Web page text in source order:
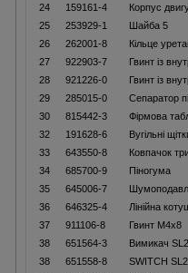
24
159161-4 Корпус
25
253929-1 Шайба 5
26
262001-8 Кільце
27
922903-7 Гвинт із
28
921226-0 Гвинт із
29
285015-0 Сепаратор
30
815442-3 Фiрмова
32
191628-6 Вугільні
33
643550-8 Ковпачок
34
685700-9 Піногума
35
645006-7
36
646325-4 Лінійна
37
911106-8 Гвинт M4x8
38
651564-3 Вимикач
38
651558-8 SWITCH